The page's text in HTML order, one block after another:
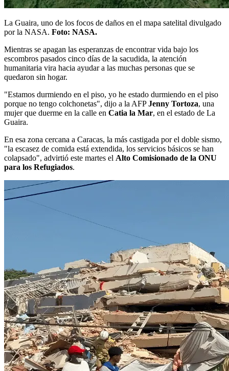
La Guaira, uno de los focos de daños en el mapa satelital divulgado
por la NASA. Foto: NASA.
Mientras se apagan las esperanzas de encontrar vida bajo los
escombros pasados cinco días de la sacudida, la atención
humanitaria vira hacia ayudar a las muchas personas que se
quedaron sin hogar.
"Estamos durmiendo en el piso, yo he estado durmiendo en el piso
porque no tengo colchonetas", dijo a la AFPJenny Tortoza, una
mujer que duerme en la calle en Catia la Mar, en el estado de La
Guaira.
En esa zona cercana a Caracas, la más castigada por el doble sismo,
"la escasez de comida está extendida, los servicios básicos se han
colapsado", advirtió este martes el Alto Comisionado de la ONU
para los Refugiados.